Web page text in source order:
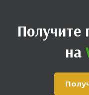
Получите
на